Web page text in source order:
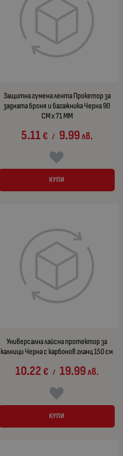
Защитна гумена лента Прокетор за
задната броня и багажника Черна 90
СМ х 71 ММ
5.11€ / 9.99лв.
КУПИ
Универсална лайсна протектор за
калници Чернa с карбонов гланц 150 см
10.22€ / 19.99лв.
КУПИ